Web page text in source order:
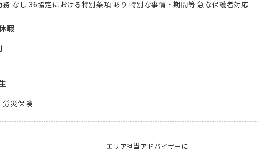
務:なし 36協定における特別条項 あり 特別な事情・期間等 急な保護者対応
暇
労災保険
エリア担当アドバイザーに